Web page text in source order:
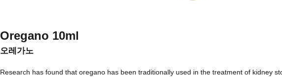
Oregano 10ml
오레가노
Research has found that oregano has been traditionally used in the treatment of kidney